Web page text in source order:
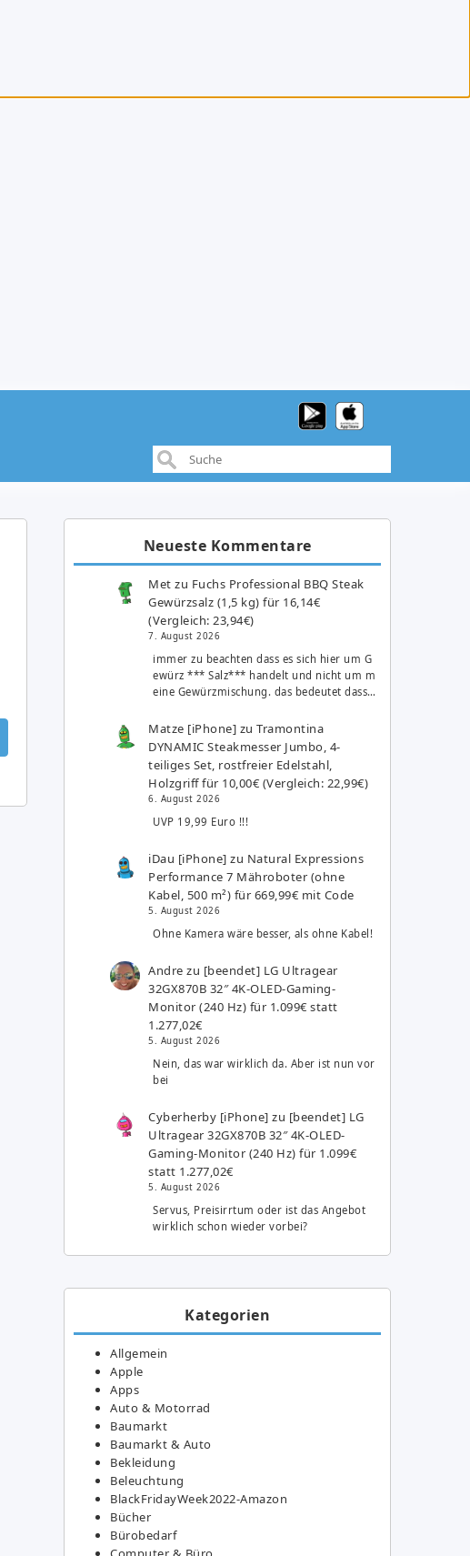
Neueste Kommentare
Met zu Fuchs Professional BBQ Steak
Gewürzsalz (1,5 kg) für 16,14€
(Vergleich: 23,94€)
7. August 2026
immer zu beachten dass es sich hier um G
ewürz *** Salz*** handelt und nicht um m
eine Gewürzmischung. das bedeutet dass…
Matze [iPhone] zuTramontina
DYNAMIC Steakmesser Jumbo, 4-
teiliges Set, rostfreier Edelstahl,
Holzgriff für 10,00€ (Vergleich: 22,99€)
6. August 2026
UVP 19,99 Euro !!!
iDau [iPhone] zu Natural Expressions
Performance 7 Mähroboter (ohne
Kabel, 500 m²) für 669,99€ mit Code
5. August 2026
Ohne Kamera wäre besser, als ohne Kabel!
Andre zu [beendet] LG Ultragear
32GX870B 32″ 4K-OLED-Gaming-
Monitor (240 Hz) für 1.099€ statt
1.277,02€
5. August 2026
Nein, das war wirklich da. Aber ist nun vor
bei
Cyberherby [iPhone] zu [beendet] LG
Ultragear 32GX870B 32″ 4K-OLED-
Gaming-Monitor (240 Hz) für 1.099€
statt 1.277,02€
5. August 2026
Servus, Preisirrtum oder ist das Angebot
wirklich schon wieder vorbei?
Kategorien
Allgemein
Apple
Apps
Auto & Motorrad
Baumarkt
Baumarkt & Auto
Bekleidung
Beleuchtung
BlackFridayWeek2022-Amazon
Bücher
Bürobedarf